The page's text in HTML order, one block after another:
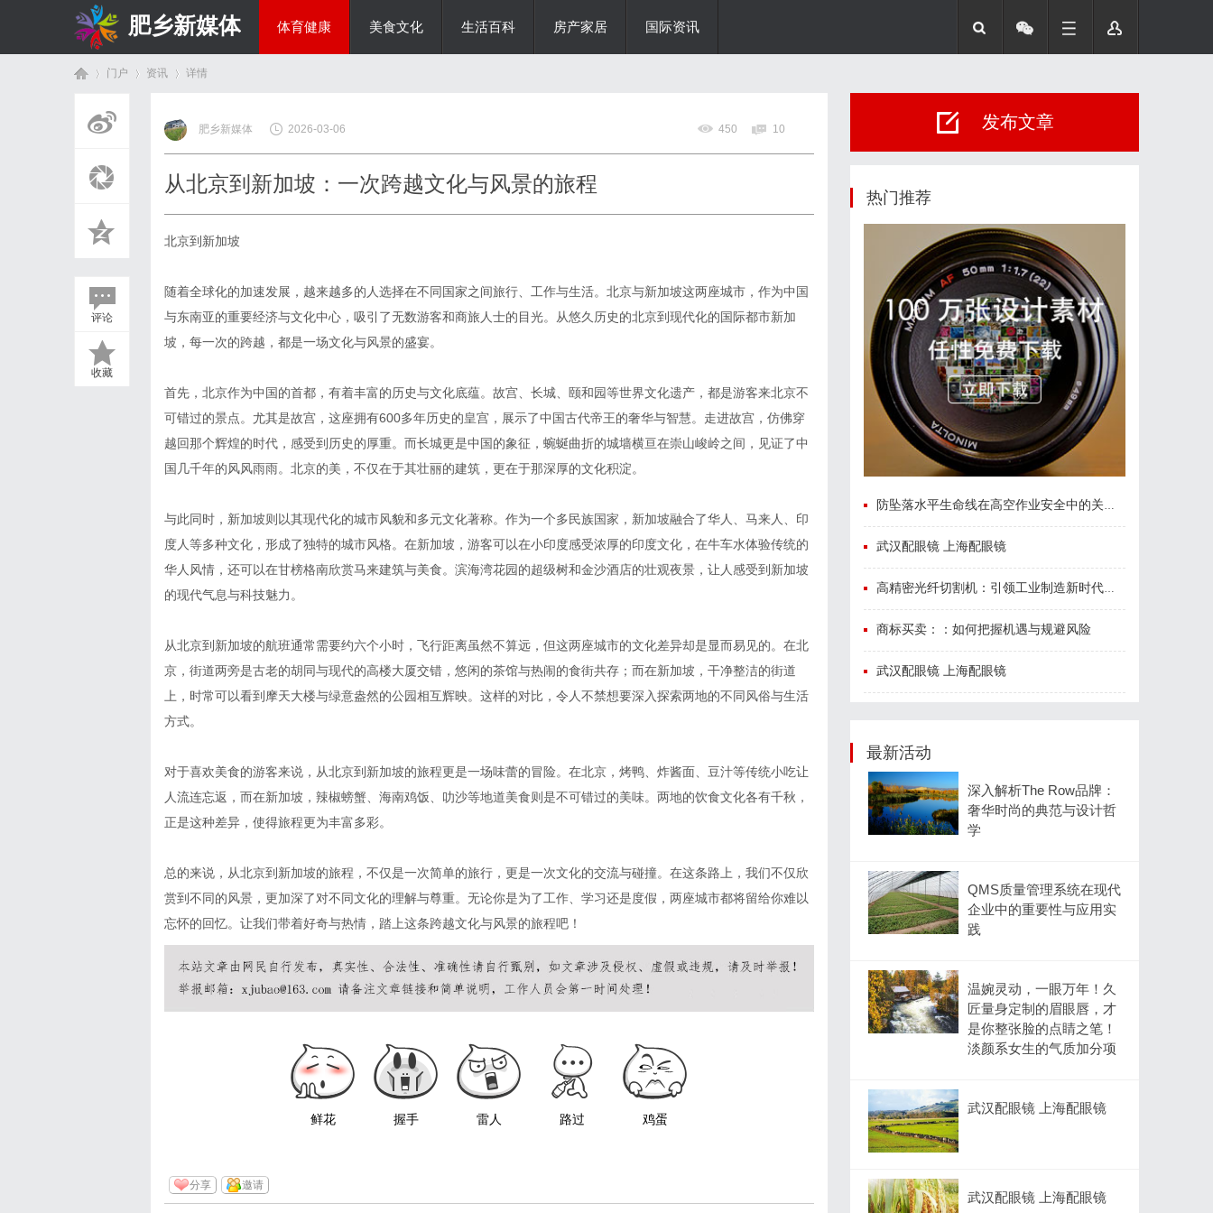
肥乡新媒体 体育健康 美食文化 生活百科 房产家居 国际资讯
门户 资讯
›
详情
评论
收藏
肥乡新媒体 2026-03-06 450 10
从北京到新加坡：一次跨越文化与风景的旅程
北京到新加坡
随着全球化的加速发展，越来越多的人选择在不同国家之间旅行、工作与生活。北京与新加坡这两座城市，作为中国
与东南亚的重要经济与文化中心，吸引了无数游客和商旅人士的目光。从悠久历史的北京到现代化的国际都市新加
坡，每一次的跨越，都是一场文化与风景的盛宴。
首先，北京作为中国的首都，有着丰富的历史与文化底蕴。故宫、长城、颐和园等世界文化遗产，都是游客来北京不
可错过的景点。尤其是故宫，这座拥有600多年历史的皇宫，展示了中国古代帝王的奢华与智慧。走进故宫，仿佛穿
越回那个辉煌的时代，感受到历史的厚重。而长城更是中国的象征，蜿蜒曲折的城墙横亘在崇山峻岭之间，见证了中
国几千年的风风雨雨。北京的美，不仅在于其壮丽的建筑，更在于那深厚的文化积淀。
与此同时，新加坡则以其现代化的城市风貌和多元文化著称。作为一个多民族国家，新加坡融合了华人、马来人、印
度人等多种文化，形成了独特的城市风格。在新加坡，游客可以在小印度感受浓厚的印度文化，在牛车水体验传统的
华人风情，还可以在甘榜格南欣赏马来建筑与美食。滨海湾花园的超级树和金沙酒店的壮观夜景，让人感受到新加坡
的现代气息与科技魅力。
从北京到新加坡的航班通常需要约六个小时，飞行距离虽然不算远，但这两座城市的文化差异却是显而易见的。在北
京，街道两旁是古老的胡同与现代的高楼大厦交错，悠闲的茶馆与热闹的食街共存；而在新加坡，干净整洁的街道
上，时常可以看到摩天大楼与绿意盎然的公园相互辉映。这样的对比，令人不禁想要深入探索两地的不同风俗与生活
方式。
对于喜欢美食的游客来说，从北京到新加坡的旅程更是一场味蕾的冒险。在北京，烤鸭、炸酱面、豆汁等传统小吃让
人流连忘返，而在新加坡，辣椒螃蟹、海南鸡饭、叻沙等地道美食则是不可错过的美味。两地的饮食文化各有千秋，
正是这种差异，使得旅程更为丰富多彩。
总的来说，从北京到新加坡的旅程，不仅是一次简单的旅行，更是一次文化的交流与碰撞。在这条路上，我们不仅欣
赏到不同的风景，更加深了对不同文化的理解与尊重。无论你是为了工作、学习还是度假，两座城市都将留给你难以
忘怀的回忆。让我们带着好奇与热情，踏上这条跨越文化与风景的旅程吧！
鲜花 握手 雷人 路过 鸡蛋
分享 邀请
发布文章
热门推荐
防坠落水平生命线在高空作业安全中的关键作用与应用解析
武汉配眼镜 上海配眼镜
高精密光纤切割机：引领工业制造新时代的利器
商标买卖：：如何把握机遇与规避风险
武汉配眼镜 上海配眼镜
最新活动
深入解析The Row品牌：
奢华时尚的典范与设计哲
学
QMS质量管理系统在现代
企业中的重要性与应用实
践
温婉灵动，一眼万年！久
匠量身定制的眉眼唇，才
是你整张脸的点睛之笔！
淡颜系女生的气质加分项
武汉配眼镜 上海配眼镜
武汉配眼镜 上海配眼镜